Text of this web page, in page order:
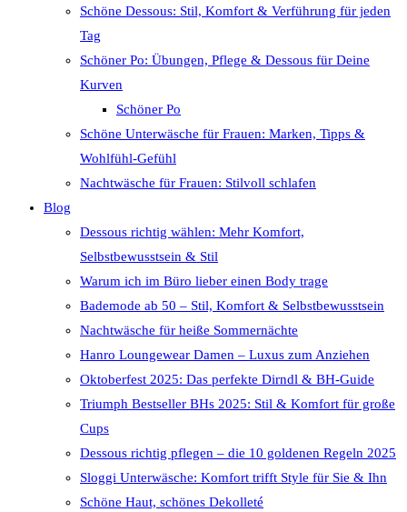
Schöne Dessous: Stil, Komfort & Verführung für jeden
Tag
Schöner Po: Übungen, Pflege & Dessous für Deine
Kurven
Schöner Po
Schöne Unterwäsche für Frauen: Marken, Tipps &
Wohlfühl-Gefühl
Nachtwäsche für Frauen: Stilvoll schlafen
Blog
Dessous richtig wählen: Mehr Komfort,
Selbstbewusstsein & Stil
Warum ich im Büro lieber einen Body trage
Bademode ab 50 – Stil, Komfort & Selbstbewusstsein
Nachtwäsche für heiße Sommernächte
Hanro Loungewear Damen – Luxus zum Anziehen
Oktoberfest 2025: Das perfekte Dirndl & BH-Guide
Triumph Bestseller BHs 2025: Stil & Komfort für große
Cups
Dessous richtig pflegen – die 10 goldenen Regeln 2025
Sloggi Unterwäsche: Komfort trifft Style für Sie & Ihn
Schöne Haut, schönes Dekolleté